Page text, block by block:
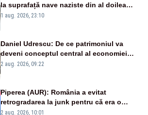
la suprafață nave naziste din al doilea
război mondial
1 aug. 2026, 23:10
Daniel Udrescu: De ce patrimoniul va
deveni conceptul central al economiei
viitoare?
2 aug. 2026, 09:22
Piperea (AUR): România a evitat
retrogradarea la junk pentru că era o
catastrofă pentru bănci și fondurile de
2 aug. 2026, 10:01